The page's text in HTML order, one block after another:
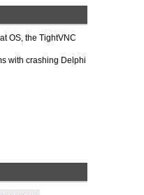
OS, the TightVNC
with crashing Delphi